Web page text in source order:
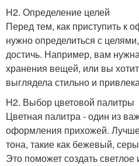
H2. Определение целей
Перед тем, как приступить к
нужно определиться с
достичь. Например, вам
хранения вещей, или вы
выглядела стильно и
H2. Выбор цветовой палитры
Цветная палитра - один из
оформления прихожей.
тона, такие как бежевый,
Это поможет создать